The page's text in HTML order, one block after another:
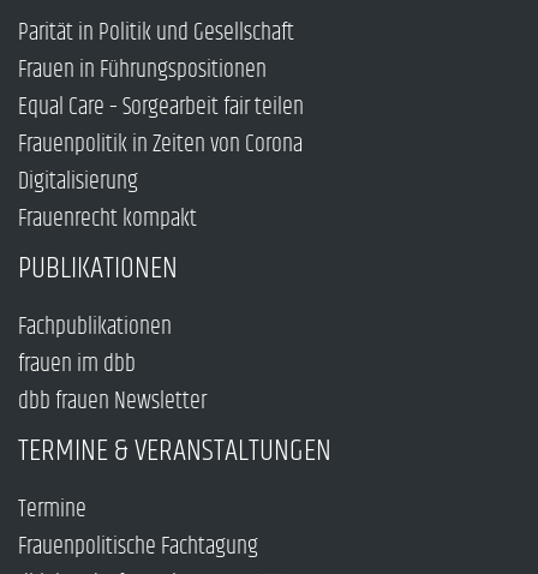
Parität in Politik und Gesellschaft
Frauen in Führungspositionen
Equal Care – Sorgearbeit fair teilen
Frauenpolitik in Zeiten von Corona
Digitalisierung
Frauenrecht kompakt
PUBLIKATIONEN
Fachpublikationen
frauen im dbb
dbb frauen Newsletter
TERMINE & VERANSTALTUNGEN
Termine
Frauenpolitische Fachtagung